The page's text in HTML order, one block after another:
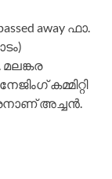
away ഫാ.
കമ്മിറ്റി
അച്ചൻ.